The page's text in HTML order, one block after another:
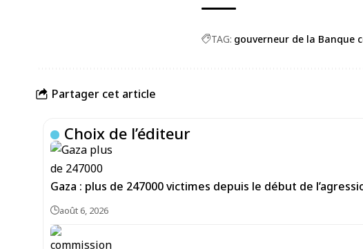
TAG: gouverneur de la Banque
Partager cet article
Choix de l’éditeur
Gaza : plus de 247000 victimes depuis le début de
août 6, 2026